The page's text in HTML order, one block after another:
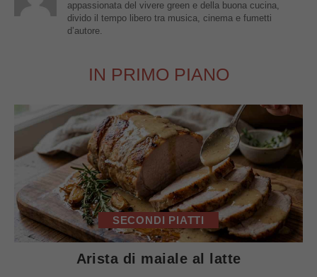
appassionata del vivere green e della buona cucina,
divido il tempo libero tra musica, cinema e fumetti
d’autore.
IN PRIMO PIANO
SECONDI PIATTI
Arista di maiale al latte